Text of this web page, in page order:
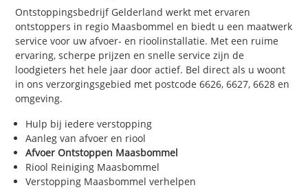
Ontstoppingsbedrijf Gelderland werkt met ervaren
ontstoppers in regio Maasbommel en biedt u een maatwerk
service voor uw afvoer- en rioolinstallatie. Met een ruime
ervaring, scherpe prijzen en snelle service zijn de
loodgieters het hele jaar door actief. Bel direct als u woont
in ons verzorgingsgebied met postcode 6626, 6627, 6628 en
omgeving.
Hulp bij iedere verstopping
Aanleg van afvoer en riool
Afvoer Ontstoppen Maasbommel
Riool Reiniging Maasbommel
Verstopping Maasbommel verhelpen